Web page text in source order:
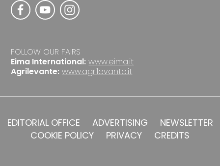
FOLLOW OUR FAIRS
Eima International: www.eima.it
Agrilevante: www.agrilevante.it
EDITORIAL OFFICE ADVERTISING
NEWSLETTER
COOKIE POLICY
PRIVACY CREDITS